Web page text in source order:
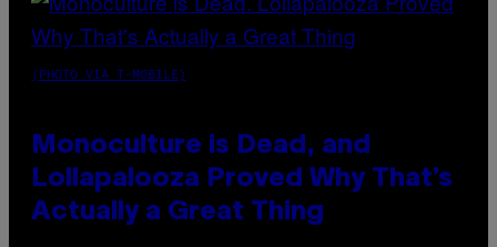
(PHOTO VIA T-MOBILE)
Monoculture is Dead, and
Lollapalooza Proved Why That’s
Actually a Great Thing